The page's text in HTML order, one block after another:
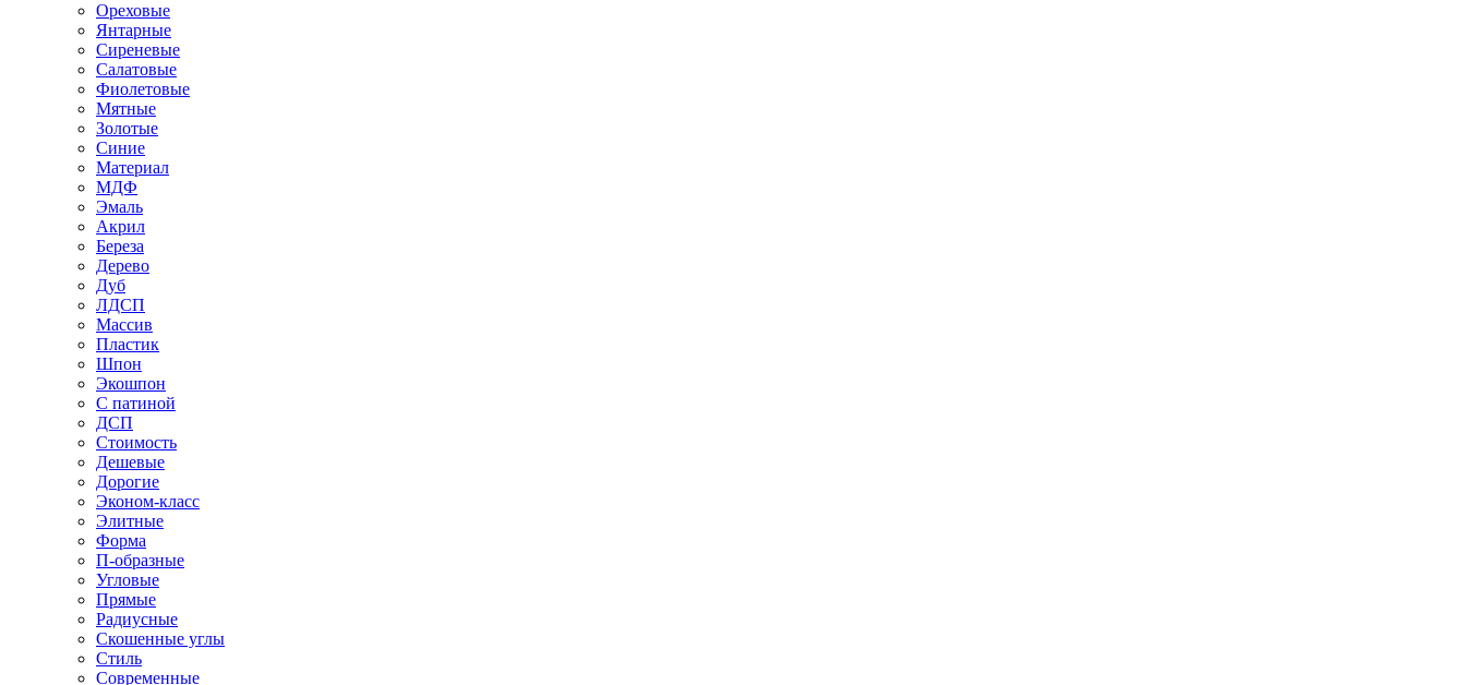
Ореховые
Янтарные
Сиреневые
Салатовые
Фиолетовые
Мятные
Золотые
Синие
Материал
МДФ
Эмаль
Акрил
Береза
Дерево
Дуб
ЛДСП
Массив
Пластик
Шпон
Экошпон
С патиной
ДСП
Стоимость
Дешевые
Дорогие
Эконом-класс
Элитные
Форма
П-образные
Угловые
Прямые
Радиусные
Скошенные углы
Стиль
Современные